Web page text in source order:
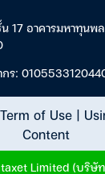
17 อาคารมหาทุนพ
กร:
Term of Use|
Content
Limited (บริษัท